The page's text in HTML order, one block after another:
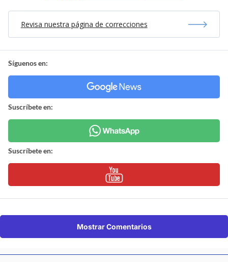
Revisa nuestra página de correcciones
Síguenos en:
Suscríbete en:
Suscríbete en:
Mostrar Comentarios